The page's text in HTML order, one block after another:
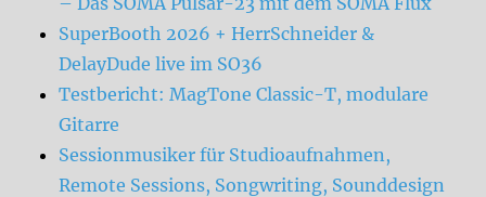
SuperBooth 2026 + HerrSchneider &
DelayDude live im SO36
Testbericht: MagTone Classic-T, modulare
Gitarre
Sessionmusiker für Studioaufnahmen,
Remote Sessions, Songwriting, Sounddesign